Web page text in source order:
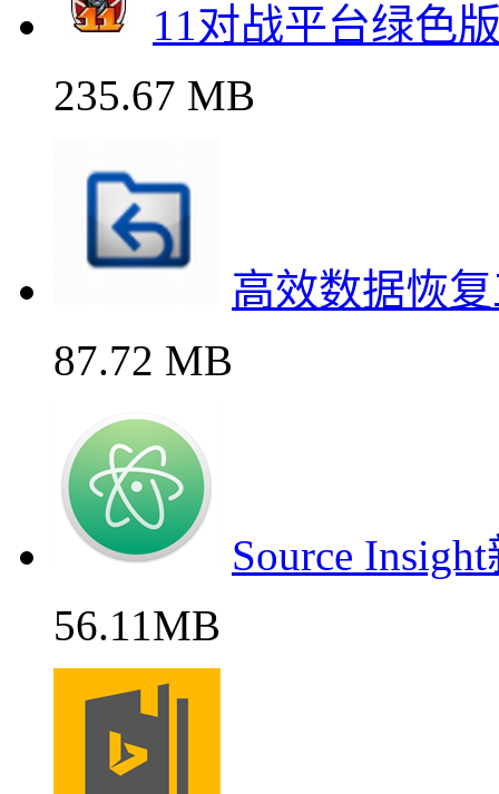
11对战平台绿色
235.67 MB
高效数据恢复
87.72 MB
Source
56.11MB